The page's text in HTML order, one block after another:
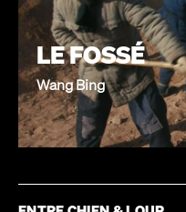
LE FOSSÉ
Wang Bing